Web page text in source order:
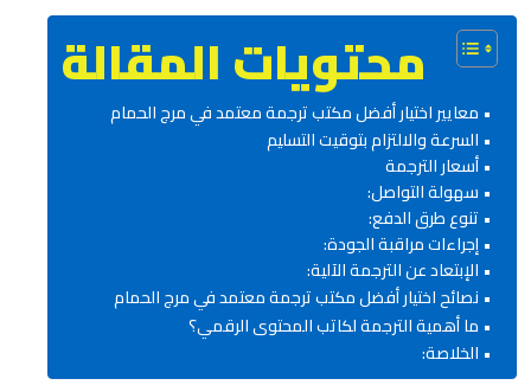
محتويات المقالة
معايير اختيار أفضل مكتب ترجمة معتمد في مرج الحمام
السرعة والالتزام بتوقيت التسليم
أسعار الترجمة
سهولة التواصل:
تنوع طرق الدفع:
إجراءات مراقبة الجودة:
الإبتعاد عن الترجمة الآلية:
نصائح اختيار أفضل مكتب ترجمة معتمد في مرج الحمام
ما أهمية الترجمة لكاتب المحتوى الرقمي؟
الخلاصة: